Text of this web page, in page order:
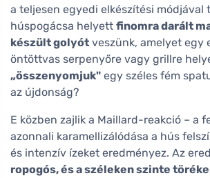
a teljesen egyedi elkészítési módjával
húspogácsa helyett finomra darált
készült golyót veszünk, amelyet egy
öntöttvas serpenyőre vagy grillre
„összenyomjuk" egy széles fém
az újdonság?
E közben zajlik a Maillard-reakció – a
azonnali karamellizálódása a hús
és intenzív ízeket eredményez. Az
ropogós, és a széleken szinte